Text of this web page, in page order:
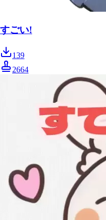
すごい!
139
2664